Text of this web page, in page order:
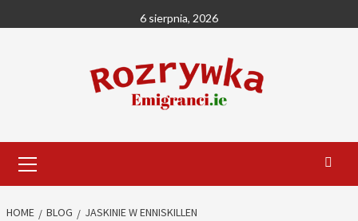
to
6 sierpnia, 2026
Menu
HOME BLOG JASKINIE W ENNISKILLEN